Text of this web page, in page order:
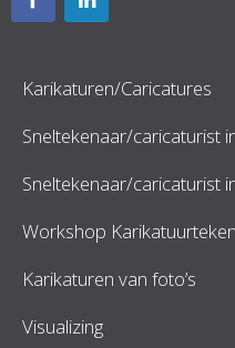
Karikaturen/Caricatures
Sneltekenaar/caricaturist
Sneltekenaar/caricaturist
Workshop
Karikaturen van foto’s
Visualizing